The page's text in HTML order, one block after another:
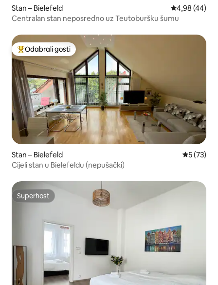
Stan – Bielefeld Prosječna
4,98 (44)
Centralan stan neposredno uz Teutoburšku šumu
Među najviše rangiranima s oznakom „Odabrali gosti”
Odabrali gosti
Stan – Bielefeld Prosječna
5 (73)
Cijeli stan u Bielefeldu (nepušački)
Superhost
Superhost